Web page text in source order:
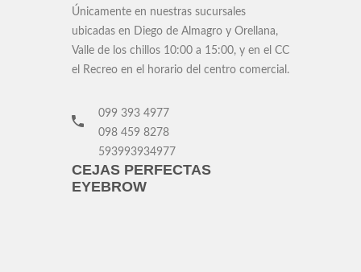
Únicamente en nuestras sucursales
ubicadas en Diego de Almagro y Orellana,
Valle de los chillos 10:00 a 15:00, y en el CC
el Recreo en el horario del centro comercial.
099 393 4977
098 459 8278
593993934977
CEJAS PERFECTAS
EYEBROW